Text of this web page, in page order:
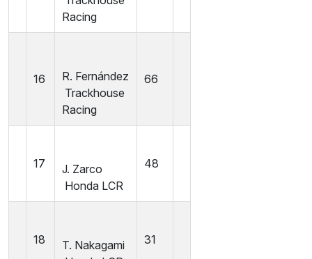
Racing
16
R. Fernández
Trackhouse
Racing
66
17
J. Zarco
Honda LCR
48
18
T. Nakagami
31